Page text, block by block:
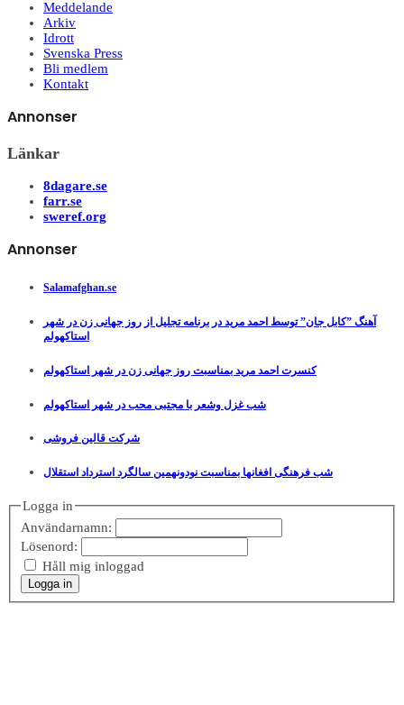
Meddelande
Arkiv
Idrott
Svenska Press
Bli medlem
Kontakt
Annonser
Länkar
8dagare.se
farr.se
sweref.org
Annonser
Salamafghan.se
آهنگ ”کابل جان” توسط احمد مرید در برنامه تجلیل از روز جهانی زن در شهر
استاکهولم
کنسرت احمد مرید بمناسبت روز جهانی زن در شهر استاکهولم
شب غزل وشعر با مجتبی محب در شهر استاکهولم
شرکت قالین فروشی
شب فرهنگی افغانها بمناسبت نودونهمین سالگرد استرداد استقلال
Logga in
Användarnamn:
Lösenord:
Håll mig inloggad
Logga in